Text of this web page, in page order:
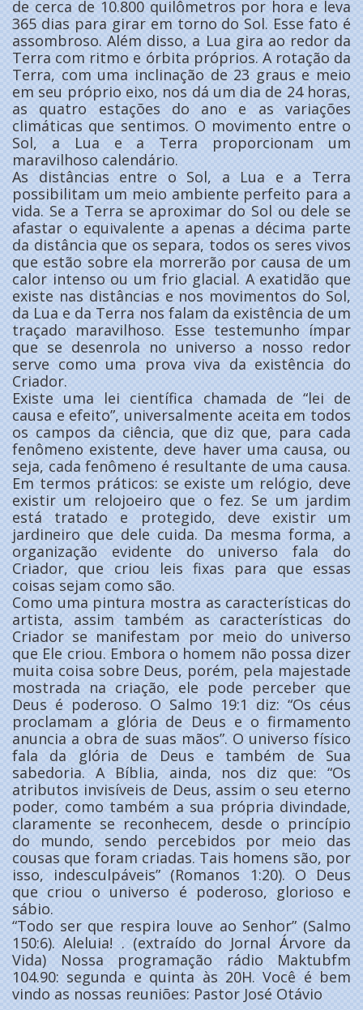
de cerca de 10.800 quilômetros por hora e leva
365 dias para girar em torno do Sol. Esse fato é
assombroso. Além disso, a Lua gira ao redor da
Terra com ritmo e órbita próprios. A rotação da
Terra, com uma inclinação de 23 graus e meio
em seu próprio eixo, nos dá um dia de 24 horas,
as quatro estações do ano e as variações
climáticas que sentimos. O movimento entre o
Sol, a Lua e a Terra proporcionam um
maravilhoso calendário.
As distâncias entre o Sol, a Lua e a Terra
possibilitam um meio ambiente perfeito para a
vida. Se a Terra se aproximar do Sol ou dele se
afastar o equivalente a apenas a décima parte
da distância que os separa, todos os seres vivos
que estão sobre ela morrerão por causa de um
calor intenso ou um frio glacial. A exatidão que
existe nas distâncias e nos movimentos do Sol,
da Lua e da Terra nos falam da existência de um
traçado maravilhoso. Esse testemunho ímpar
que se desenrola no universo a nosso redor
serve como uma prova viva da existência do
Criador.
Existe uma lei científica chamada de “lei de
causa e efeito”, universalmente aceita em todos
os campos da ciência, que diz que, para cada
fenômeno existente, deve haver uma causa, ou
seja, cada fenômeno é resultante de uma causa.
Em termos práticos: se existe um relógio, deve
existir um relojoeiro que o fez. Se um jardim
está tratado e protegido, deve existir um
jardineiro que dele cuida. Da mesma forma, a
organização evidente do universo fala do
Criador, que criou leis fixas para que essas
coisas sejam como são.
Como uma pintura mostra as características do
artista, assim também as características do
Criador se manifestam por meio do universo
que Ele criou. Embora o homem não possa dizer
muita coisa sobre Deus, porém, pela majestade
mostrada na criação, ele pode perceber que
Deus é poderoso. O Salmo 19:1 diz: “Os céus
proclamam a glória de Deus e o firmamento
anuncia a obra de suas mãos”. O universo físico
fala da glória de Deus e também de Sua
sabedoria. A Bíblia, ainda, nos diz que: “Os
atributos invisíveis de Deus, assim o seu eterno
poder, como também a sua própria divindade,
claramente se reconhecem, desde o princípio
do mundo, sendo percebidos por meio das
cousas que foram criadas. Tais homens são, por
isso, indesculpáveis” (Romanos 1:20). O Deus
que criou o universo é poderoso, glorioso e
sábio.
“Todo ser que respira louve ao Senhor” (Salmo
150:6). Aleluia! . (extraído do Jornal Árvore da
Vida) Nossa programação rádio Maktubfm
104.90: segunda e quinta às 20H. Você é bem
vindo as nossas reuniões: Pastor José Otávio